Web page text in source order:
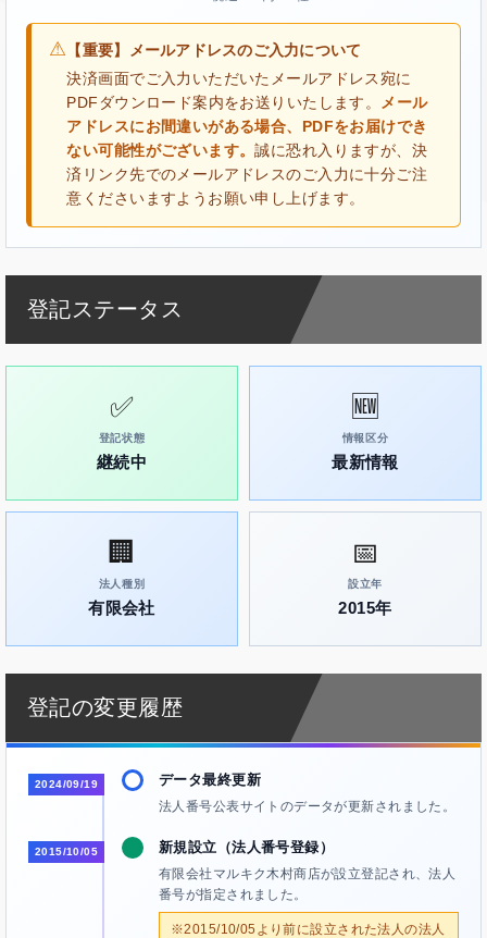
⚠ 【重要】メールアドレスのご入力について
決済画面でご入力いただいたメールアドレス宛に
PDFダウンロード案内をお送りいたします。
メール
アドレスにお間違いがある場合、PDFをお届けでき
ない可能性がございます。誠に恐れ入りますが、決
済リンク先でのメールアドレスのご入力に十分ご注
意くださいますようお願い申し上げます。
登記ステータス
✅
登記状態
継続中
🆕
情報区分
最新情報
🏢
法人種別
有限会社
📅
設立年
2015年
登記の変更履歴
2024/09/19 データ最終更新
法人番号公表サイトのデータが更新されました。
2015/10/05 新規設立（法人番号登録）
有限会社マルキク木村商店が設立登記され、法人
番号が指定されました。
※2015/10/05より前に設立された法人の法人